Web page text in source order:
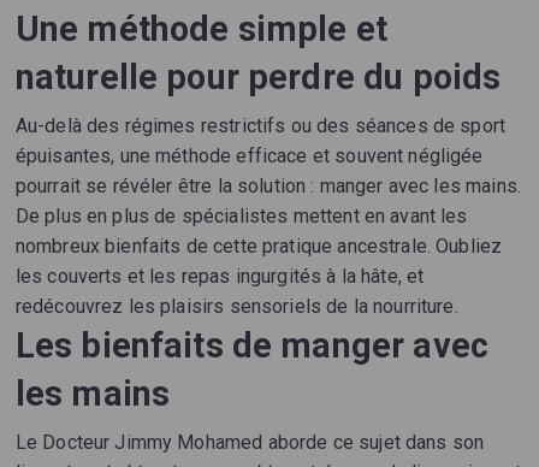
Une méthode simple et
naturelle pour perdre du poids
Au-delà des régimes restrictifs ou des séances de sport
épuisantes, une méthode efficace et souvent négligée
pourrait se révéler être la solution : manger avec les mains.
De plus en plus de spécialistes mettent en avant les
nombreux bienfaits de cette pratique ancestrale. Oubliez
les couverts et les repas ingurgités à la hâte, et
redécouvrez les plaisirs sensoriels de la nourriture.
Les bienfaits de manger avec
les mains
Le Docteur Jimmy Mohamed aborde ce sujet dans son